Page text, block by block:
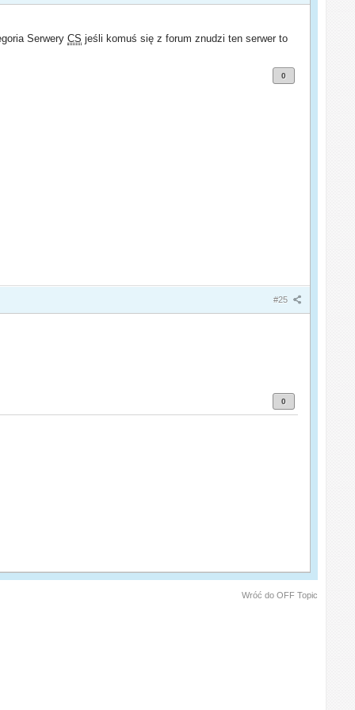
SerweryCS jeśli komuś się z forum znudzi ten serwer to
0
#25
0
Wróć do OFF Topic